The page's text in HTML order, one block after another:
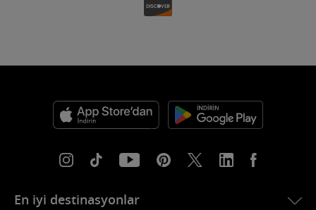
En iyi destinasyonlar